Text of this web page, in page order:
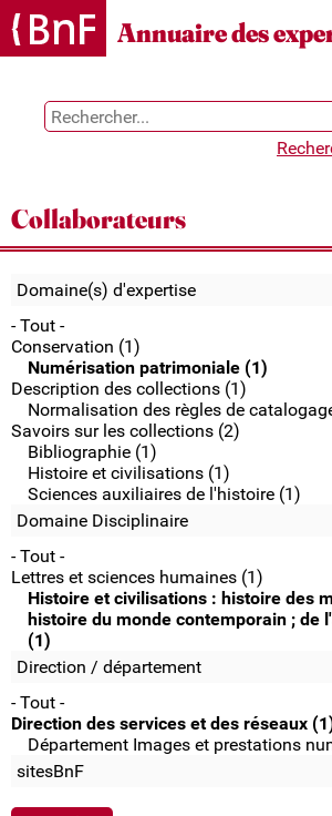
Gestion des cookies
Annuaire des
Collaborateurs
Domaine(s) d'expertise
- Tout -
Conservation (1)
Numérisation patrimoniale (1)
Description des collections (1)
Normalisation des règles de
Savoirs sur les collections (2)
Bibliographie (1)
Histoire et civilisations (1)
Sciences auxiliaires de l'histoire (1)
Domaine Disciplinaire
- Tout -
Lettres et sciences humaines (1)
Histoire et civilisations : histoire des
histoire du monde contemporain ; de
(1)
Direction / département
- Tout -
Direction des services et des réseaux
Département Images et prestations
sitesBnF